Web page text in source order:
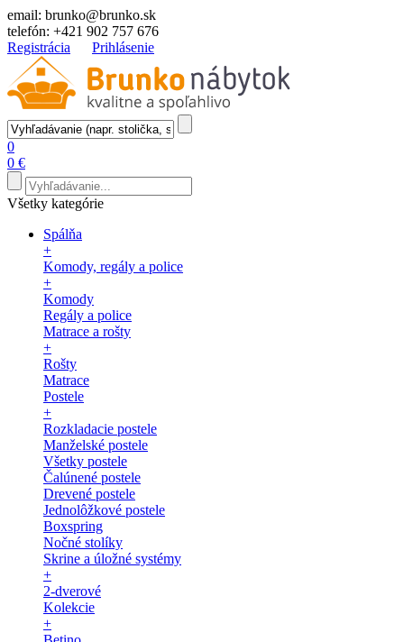
email: brunko@brunko.sk
telefón: +421 902 757 676
Registrácia
Prihlásenie
0
0 €
Všetky kategórie
Spálňa
+
Komody, regály a police
+
Komody
Regály a police
Matrace a rošty
+
Rošty
Matrace
Postele
+
Rozkladacie postele
Manželské postele
Všetky postele
Čalúnené postele
Drevené postele
Jednolôžkové postele
Boxspring
Nočné stolíky
Skrine a úložné systémy
+
2-dverové
Kolekcie
+